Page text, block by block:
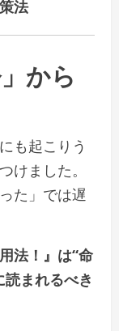
法
から
も起こりう
けました。
た」では遅
法！』は“命
まれるべき